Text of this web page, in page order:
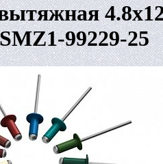
99229-25